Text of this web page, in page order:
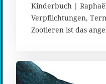
A
u
Kinderbuch |
Verpflichtungen,
Zootieren ist das